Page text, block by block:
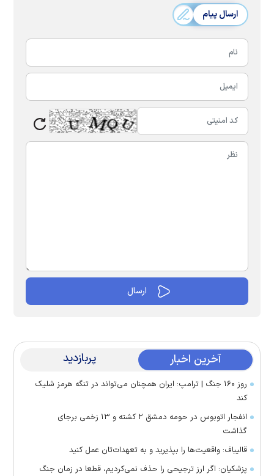
ارسال پیام
آخرین اخبار پربازدید
روز ۱۶۰ جنگ | ترامپ: ایران همچنان می‌تواند در تنگه هرمز شلیک
کند
انفجار اتوبوس در حومه دمشق ۲ کشته و ۱۳ زخمی برجای
گذاشت
قالیباف: واقعیت‌ها را بپذیرید و به تعهدات‌تان عمل کنید
پزشکیان: اگر ارز ترجیحی را حذف نمی‌کردیم، قطعا در زمان جنگ